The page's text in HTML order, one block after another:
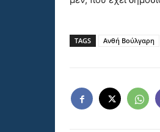
TAGS Ανθή Βούλγαρη